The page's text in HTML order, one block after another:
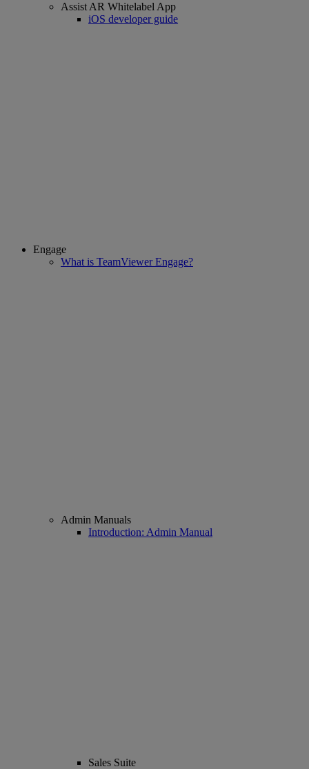
Assist AR Whitelabel App
iOS developer guide
Engage
What is TeamViewer Engage?
Admin Manuals
Introduction: Admin Manual
Sales Suite